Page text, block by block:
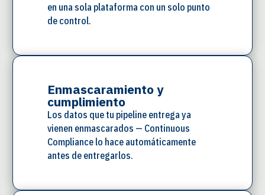
en una sola plataforma con un solo punto
de control.
Enmascaramiento y
cumplimiento
Los datos que tu pipeline entrega ya
vienen enmascarados — Continuous
Compliance lo hace automáticamente
antes de entregarlos.